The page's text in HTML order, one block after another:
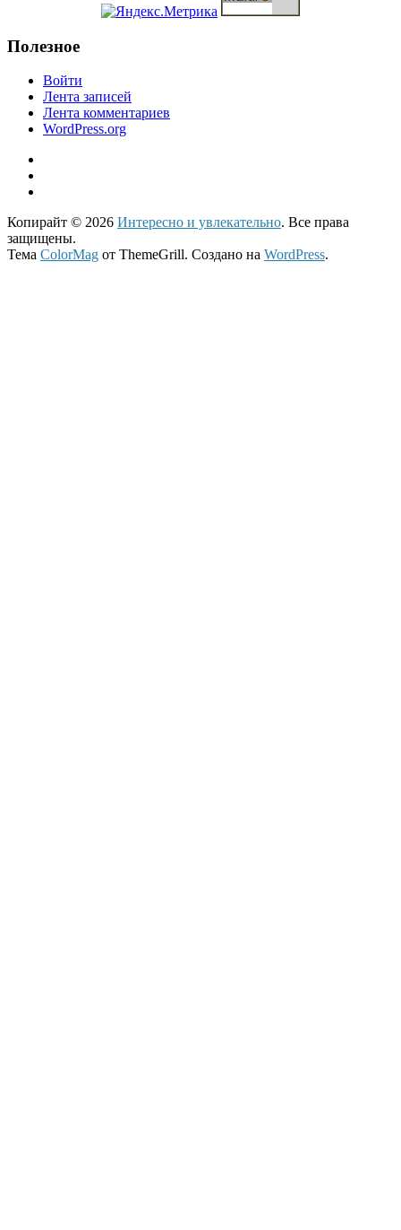
Полезное
Войти
Лента записей
Лента комментариев
WordPress.org
Копирайт © 2026 Интересно и увлекательно. Все права
защищены.
Тема ColorMag от ThemeGrill. Создано на WordPress.